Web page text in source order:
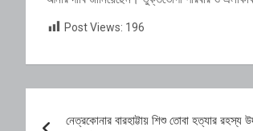
Post Views: 196
নেত্রকোনার বারহাট্টায় শিশু তোবা হত্যার রহস্য